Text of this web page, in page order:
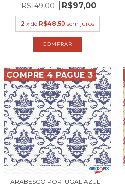
R$149,00 R$97,00
2 x de R$48,50 sem juros
COMPRE 4 PAGUE 3
ARABESCO PORTUGAL AZUL -